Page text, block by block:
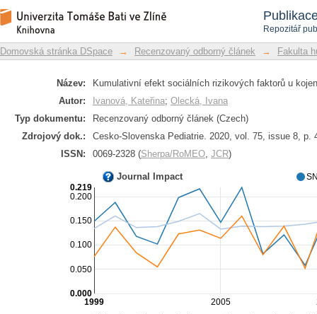
Repozitář
Kumulativní efekt sociálních
Repozitář DSpace/Manakin
Domovská stránka DSpace → Recenzovaný odborný článek → Fakulta
Název:
Kumulativní efekt sociálních rizikových faktorů u
Autor:
Ivanová, Kateřina; Olecká, Ivana
Typ dokumentu:
Recenzovaný odborný článek (Czech)
Zdrojový dok.:
Cesko-Slovenska Pediatrie. 2020, vol. 75, issue 8, p.
ISSN:
0069-2328 (Sherpa/RoMEO, JCR)
Journal Impact
2005
1999
0.050
0.100
0.150
0.200
0.000
0.219